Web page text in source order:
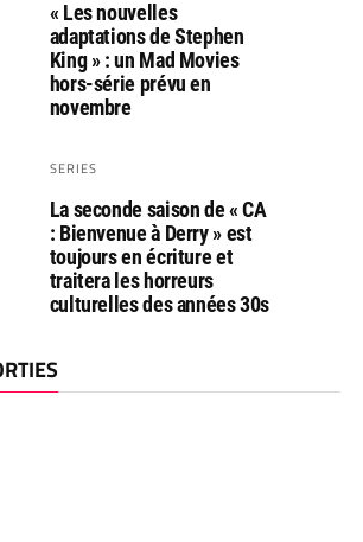
« Les nouvelles
adaptations de Stephen
King » : un Mad Movies
hors-série prévu en
novembre
SERIES
La seconde saison de « CA
: Bienvenue à Derry » est
toujours en écriture et
traitera les horreurs
culturelles des années 30s